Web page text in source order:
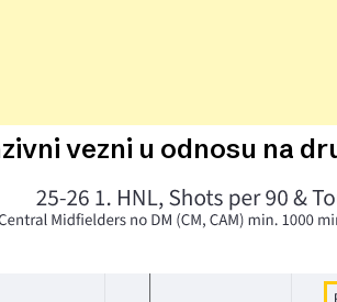
vezni u odnosu na